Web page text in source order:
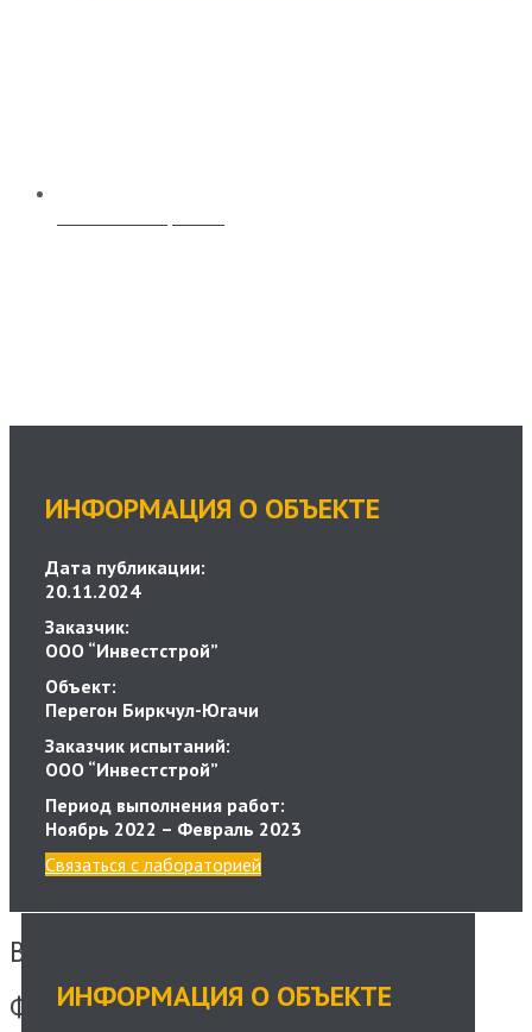
ИНФОРМАЦИЯ О ОБЪЕКТЕ
Дата публикации:
20.11.2024
Заказчик:
ООО “Инвестстрой”
Объект:
Перегон Биркчул-Югачи
Заказчик испытаний:
ООО “Инвестстрой”
Период выполнения работ:
Ноябрь 2022 – Февраль 2023
Связаться с лабораторией
Выполненные работы на объекте:
Фотоотчет с объекта
ИНФОРМАЦИЯ О ОБЪЕКТЕ